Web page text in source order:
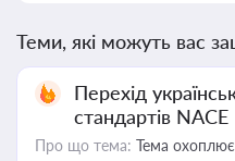
Теми, які можуть вас
Перехід
стандартів NACE
Про що тема: Тема охоплює